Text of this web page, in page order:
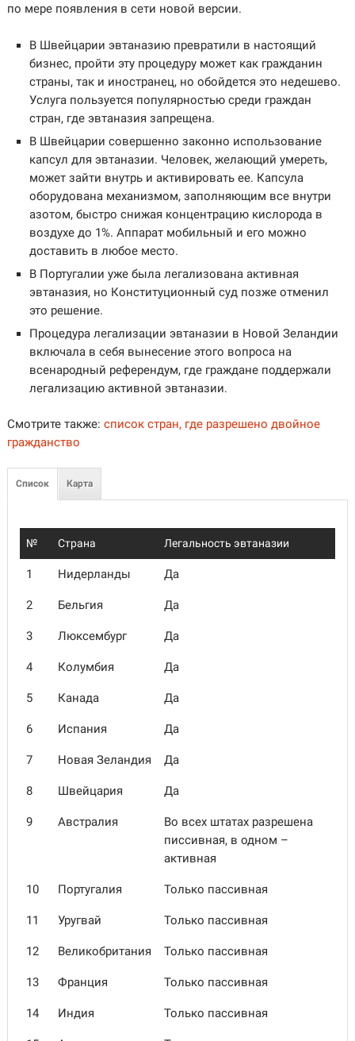
по мере появления в сети новой версии.
В Швейцарии эвтаназию превратили в настоящий
бизнес, пройти эту процедуру может как гражданин
страны, так и иностранец, но обойдется это недешево.
Услуга пользуется популярностью среди граждан
стран, где эвтаназия запрещена.
В Швейцарии совершенно законно использование
капсул для эвтаназии. Человек, желающий умереть,
может зайти внутрь и активировать ее. Капсула
оборудована механизмом, заполняющим все внутри
азотом, быстро снижая концентрацию кислорода в
воздухе до 1%. Аппарат мобильный и его можно
доставить в любое место.
В Португалии уже была легализована активная
эвтаназия, но Конституционный суд позже отменил
это решение.
Процедура легализации эвтаназии в Новой Зеландии
включала в себя вынесение этого вопроса на
всенародный референдум, где граждане поддержали
легализацию активной эвтаназии.
Смотрите также: список стран, где разрешено двойное
гражданство
Список Карта
№ Страна Легальность эвтаназии
1 Нидерланды Да
2 Бельгия Да
3 Люксембург Да
4 Колумбия Да
5 Канада Да
6 Испания Да
7 Новая Зеландия Да
8 Швейцария Да
9 Австралия
Во всех штатах разрешена
писсивная, в одном –
активная
10 Португалия Только пассивная
11 Уругвай Только пассивная
12 Великобритания Только пассивная
13 Франция Только пассивная
14 Индия Только пассивная